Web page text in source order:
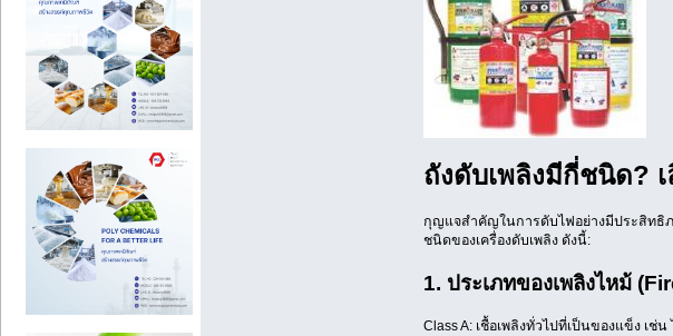
ถังดับเพลิงมีกี่ชนิด?
กุญแจสำคัญในการดับไฟอย่างมีประสิทธิภ
ชนิดของเครื่องดับเพลิง ดังนี้:
1. ประเภทของเพลิงไหม้
Class A: เชื้อเพลิงทั่วไปที่เป็นของแข็ง เช่